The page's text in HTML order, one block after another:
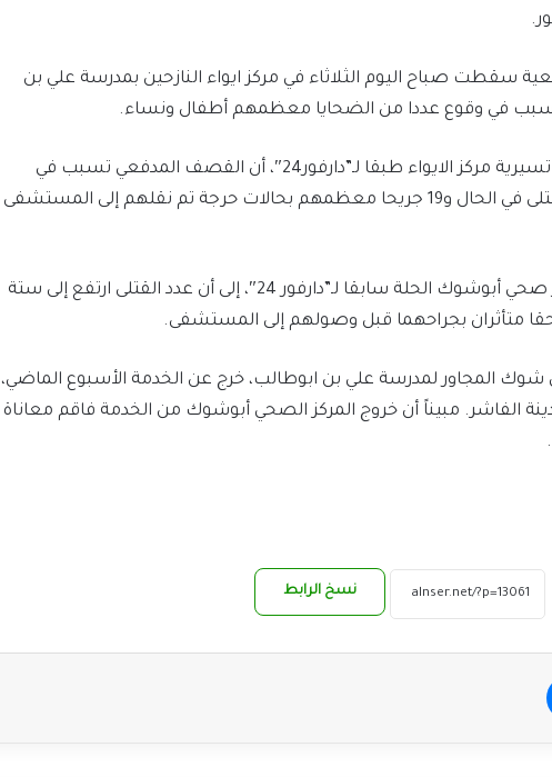
سقطت صباح اليوم الثلاثاء في مركز ايواء النازحين بمدرسة علي بن
في وقوع عددا من الضحايا معظمهم أطفال ونساء.
وأفادت أميرة سليمان عضو لجنة تسيرية مركز الايواء طبقا لـ”دارفور24″، أن القصف المدفعي تسبب في
مقتل وإصابة 23 مدنيا، بينهم 4 قتلى في الحال و19 جريحا معظمهم بحالات حرجة تم نقلهم إلى المستشفى
من جهته أشار مصدر صحي بمركز صحي أبوشوك الحلة سابقا لـ”دارفور 24″، إلى أن عدد القتلى ارتفع إلى ستة
متأثران بجراحهما قبل وصولهم إلى المستشفى.
شوك المجاور لمدرسة علي بن ابوطالب، خرج عن الخدمة الأسبوع الماضي،
الفاشر. مبيناً أن خروج المركز الصحي أبوشوك من الخدمة فاقم معاناة
نسخ الرابط